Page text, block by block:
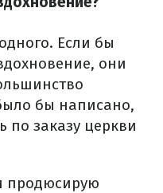
Если бы
они
бы написано,
по заказу церкви
продюсирую